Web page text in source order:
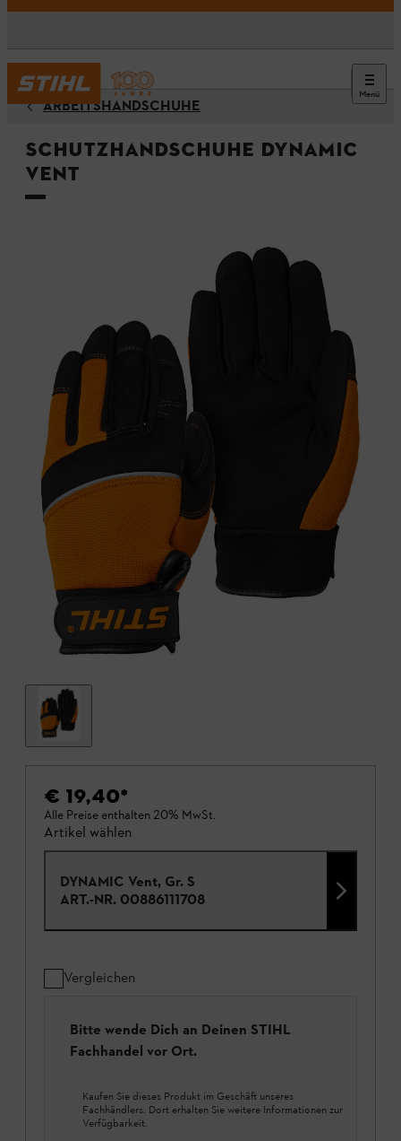
Menü
ARBEITSHANDSCHUHE
Schutzhandschuhe DYNAMIC
Vent
€ 19,40*
Alle Preise enthalten 20% MwSt.
Artikel wählen
DYNAMIC Vent, Gr. S
ART.-NR. 00886111708
Vergleichen
Bitte wende Dich an Deinen STIHL
Fachhandel vor Ort.
Kaufen Sie dieses Produkt im Geschäft unseres
Fachhändlers. Dort erhalten Sie weitere Informationen zur
Verfügbarkeit.